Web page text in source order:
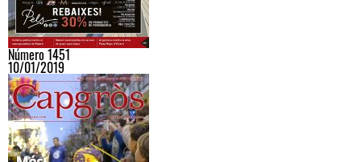
Número 1451
10/01/2019